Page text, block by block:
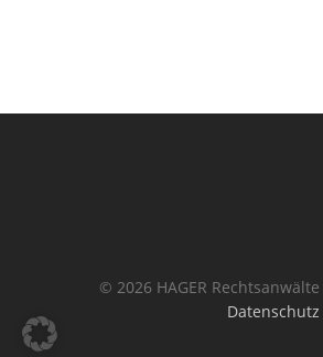
© 2026 HAGER
Datenschutz